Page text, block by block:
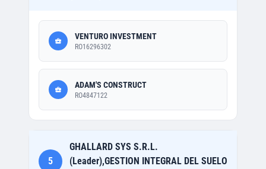
VENTURO INVESTMENT
RO16296302
ADAM'S CONSTRUCT
RO4847122
5
GHALLARD SYS S.R.L.
(Leader),GESTION INTEGRAL DEL SUELO